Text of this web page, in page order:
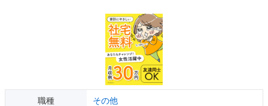
職種 その他